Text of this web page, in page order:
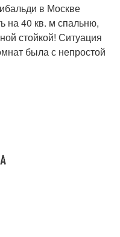
в Москве
на 40 кв. м спальню,
стойкой! Ситуация
была с непростой